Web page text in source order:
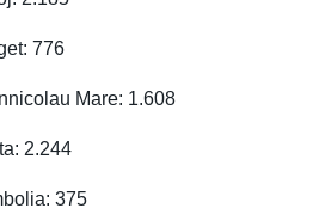
776
Mare: 1.608
2.244
375